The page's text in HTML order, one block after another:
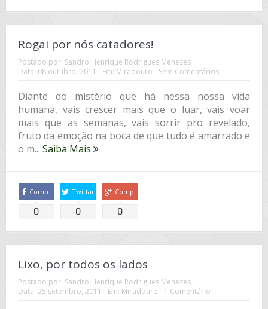
Rogai por nós catadores!
Postado por: Sandro Henrique Rodrigues Menezes
Data: 08 outubro, 2011 Em: Miradouro Sem Comentários
Diante do mistério que há nessa nossa vida
humana, vais crescer mais que o luar, vais voar
mais que as semanas, vais sorrir pro revelado,
fruto da emoção na boca de que tudo é amarrado e
o m... Saiba Mais
Comp.
0
Twittar
0
Comp.
0
Lixo, por todos os lados
Postado por: Sandro Henrique Rodrigues Menezes
Data: 25 setembro, 2011 Em: Miradouro 1 Comentário